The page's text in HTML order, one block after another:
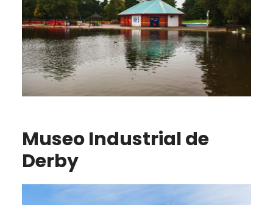
Museo Industrial de
Derby